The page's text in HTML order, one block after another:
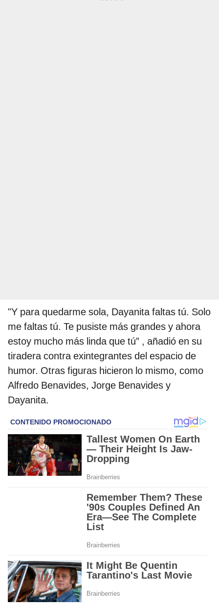
"Y para quedarme sola, Dayanita faltas tú. Solo
me faltas tú. Te pusiste más grandes y ahora
estoy mucho más linda que tú” , añadió en su
tiradera contra exintegrantes del espacio de
humor. Otras figuras hicieron lo mismo, como
Alfredo Benavides, Jorge Benavides y
Dayanita.